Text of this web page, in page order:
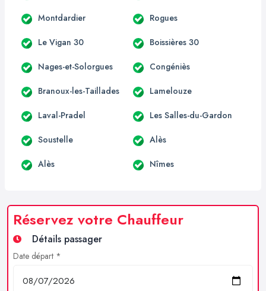
Montdardier Rogues
Le Vigan 30 Boissières 30
Nages-et-Solorgues Congéniès
Branoux-les-Taillades Lamelouze
Laval-Pradel Les Salles-du-Gardon
Soustelle Alès
Alès Nîmes
Réservez votre Chauffeur
Détails passager
Date départ *